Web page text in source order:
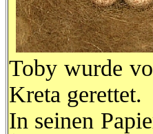
Toby wurde
Kreta gerettet.
In seinen